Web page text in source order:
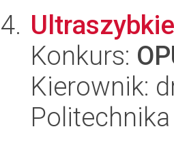
Konkurs:
Kierownik: